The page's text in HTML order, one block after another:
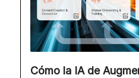
Cómo la IA de